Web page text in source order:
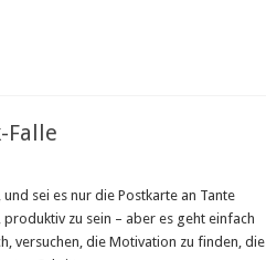
Falle
sei es nur die Postkarte an Tante
zu sein – aber es geht einfach
versuchen, die Motivation zu finden, die